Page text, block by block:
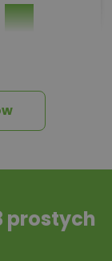
prostych